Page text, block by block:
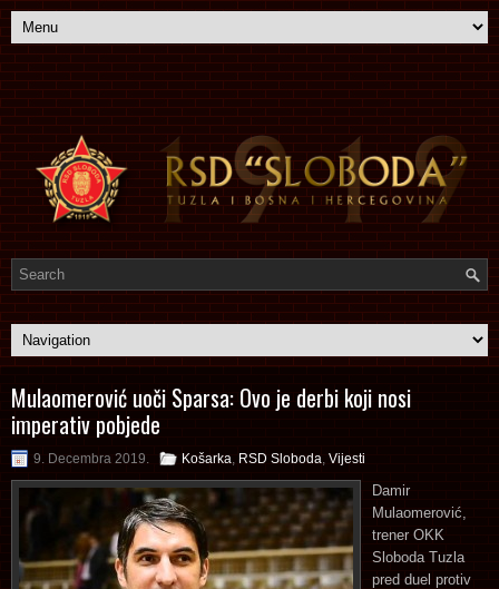
Mulaomerović uoči Sparsa: Ovo je derbi koji nosi
imperativ pobjede
9. Decembra 2019. Košarka RSD Sloboda Vijesti
Damir
Mulaomerović,
trener OKK
Sloboda Tuzla
pred duel protiv